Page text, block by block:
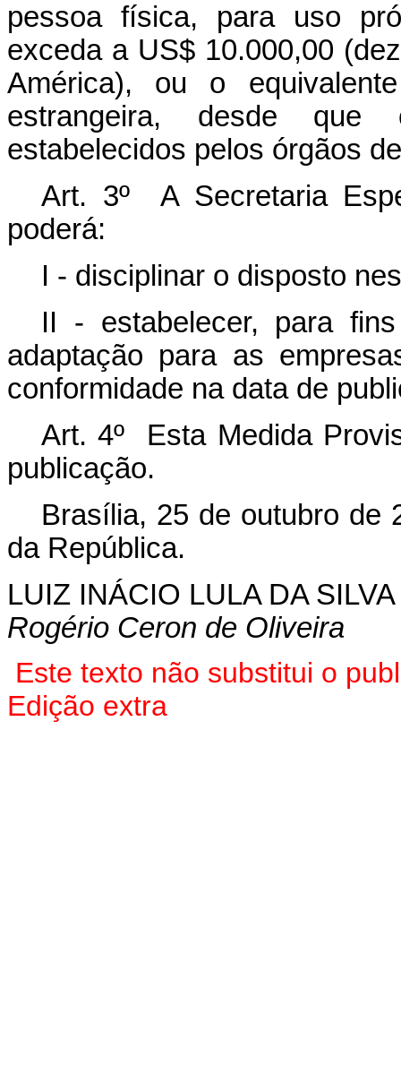
pessoa física, para uso
exceda a US$ 10.000,00
América), ou o
estrangeira, desde que
estabelecidos pelos órgãos
Art. 3º A Secretaria
poderá:
I - disciplinar o disposto
II - estabelecer, para
adaptação para as
conformidade na data de
Art. 4º Esta Medida
publicação.
Brasília, 25 de outubro de
da República.
LUIZ INÁCIO LULA DA SILVA
Rogério Ceron de Oliveira
Este texto não substitui o
Edição extra